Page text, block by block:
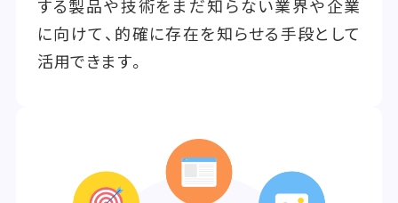
する製品や技術をまだ知らない業界や企業
に向けて、的確に存在を知らせる手段として
活用できます。